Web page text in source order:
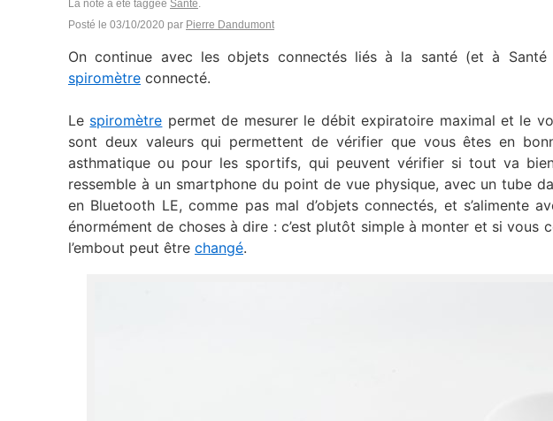
La note a été taggée Santé.
Posté le 03/10/2020 par Pierre Dandumont
On continue avec les objets connectés liés à la santé (et à Santé
spiromètre connecté.
Le spiromètre permet de mesurer le débit expiratoire maximal et le
sont deux valeurs qui permettent de vérifier que vous êtes en
asthmatique ou pour les sportifs, qui peuvent vérifier si tout va
ressemble à un smartphone du point de vue physique, avec un tube
en Bluetooth LE, comme pas mal d’objets connectés, et s’alimente
énormément de choses à dire : c’est plutôt simple à monter et si vous
l’embout peut être changé.